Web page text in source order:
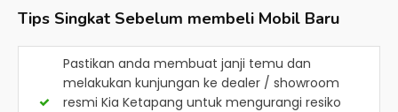
Tips Singkat Sebelum membeli Mobil Baru
Pastikan anda membuat janji temu dan
melakukan kunjungan ke dealer / showroom
resmi Kia Ketapang untuk mengurangi resiko